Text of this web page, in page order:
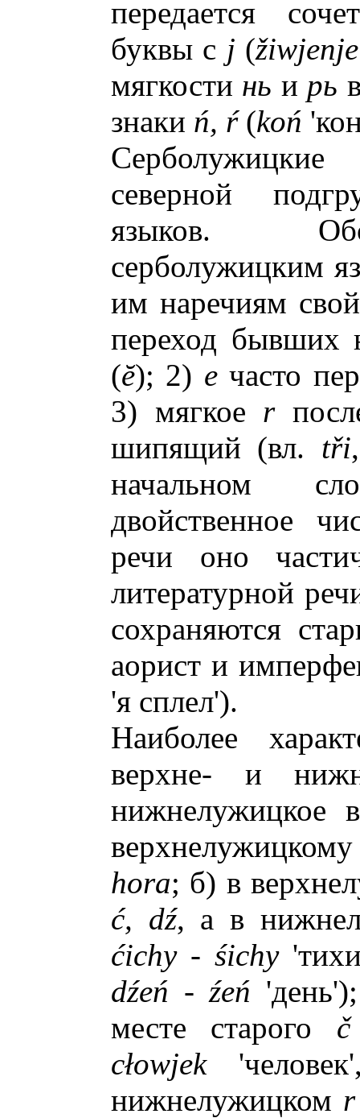
передается
буквы с j (žiwjenje
мягкости нь и рь
знаки ń, ŕ(koń
северной
языков.
серболужицким
им наречиям
переход бывших
(ĕ); 2) eчасто
3) мягкое r
шипящий (вл. tři
начальном
двойственное
речи оно
литературной
сохраняются
аорист и
'я сплел').
Наиболее
верхне- и
нижнелужицкое
hora; б) в
ć, dź, а в
ćichy - śichy
dźeń -źeń
месте старого č
cłowjek
нижнелужицком r